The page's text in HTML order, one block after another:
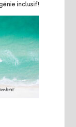
inclusif!